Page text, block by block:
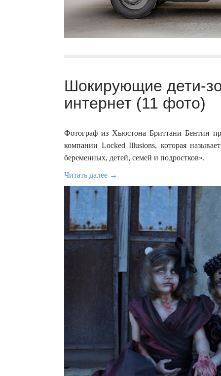
Шокирующие дети-
интернет (11 фото)
Фотограф из Хьюстона Бриттани Бентин
компании Locked Illusions, которая
беременных, детей, семей и подростков».
Читать далее →